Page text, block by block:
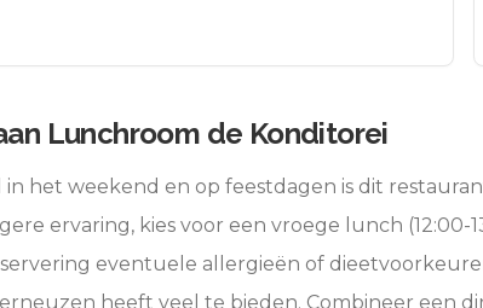
Lunchroom de Konditorei
in het weekend en op feestdagen is dit
ervaring, kies voor een vroege lunch (12:00-
eventuele allergieën of
heeft veel te bieden. Combineer een